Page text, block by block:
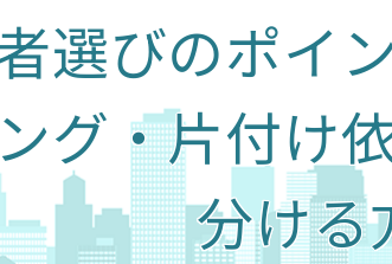
選びのポイ
グ・片付け
分ける